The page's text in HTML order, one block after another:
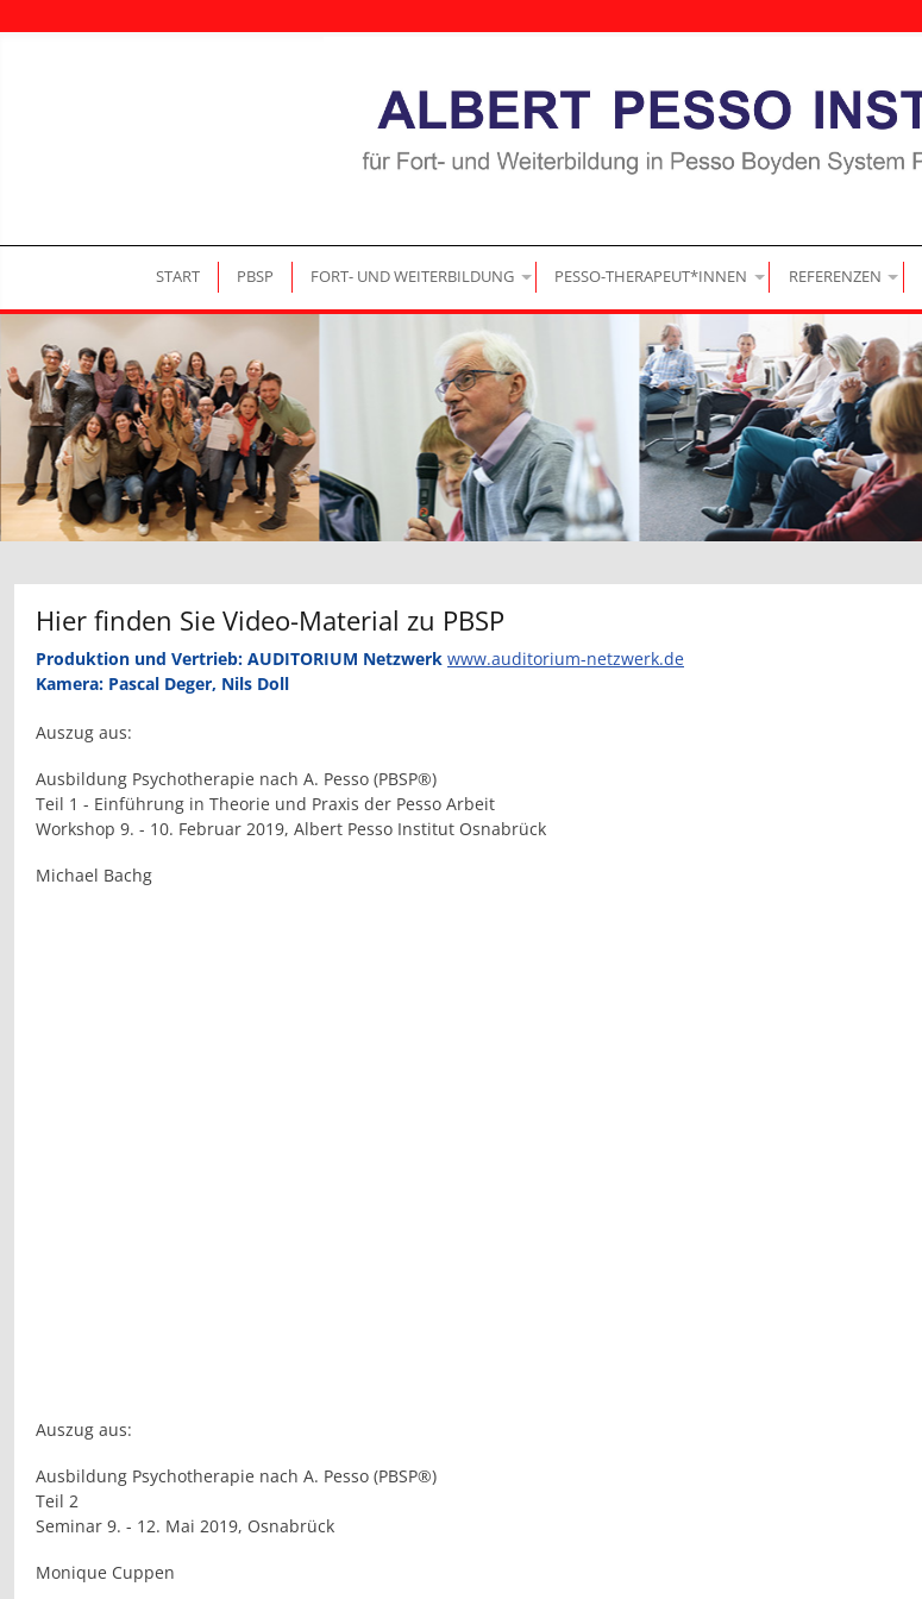
START PBSP FORT- UND WEITERBILDUNG PESSO-THERAPEUT*INNEN REFERENZEN
Hier finden Sie Video-Material zu PBSP
Produktion und Vertrieb: AUDITORIUM Netzwerk www.auditorium-netzwerk.de
Kamera: Pascal Deger, Nils Doll
Auszug aus:
Ausbildung Psychotherapie nach A. Pesso (PBSP®)
Teil 1 - Einführung in Theorie und Praxis der Pesso Arbeit
Workshop 9. - 10. Februar 2019, Albert Pesso Institut Osnabrück
Michael Bachg
Auszug aus:
Ausbildung Psychotherapie nach A. Pesso (PBSP®)
Teil 2
Seminar 9. - 12. Mai 2019, Osnabrück
Monique Cuppen